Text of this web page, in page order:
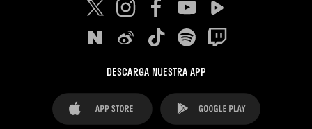
DESCARGA NUESTRA APP